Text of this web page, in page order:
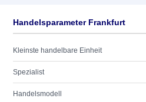
Handelsparameter Frankfurt
Kleinste handelbare Einheit
Spezialist
Handelsmodell